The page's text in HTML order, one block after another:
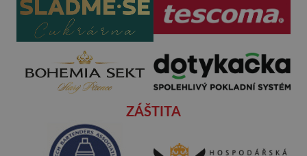
ZÁŠTITA